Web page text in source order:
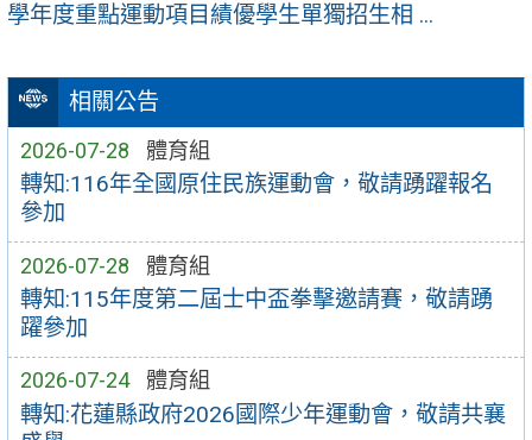
相關公告
2026-07-28 體育組
轉知:116年全國原住民族運動會，敬請踴躍報名
參加
2026-07-28 體育組
轉知:115年度第二屆士中盃拳擊邀請賽，敬請踴
躍參加
2026-07-24 體育組
轉知:花蓮縣政府2026國際少年運動會，敬請共襄
學年度重點運動項目績優學生單獨招生相 ...